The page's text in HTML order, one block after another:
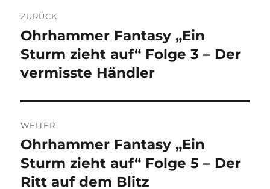
ZURÜCK
Vorheriger
Beitrag:
Ohrhammer Fantasy „Ein
Sturm zieht auf“ Folge 3 – Der
vermisste Händler
WEITER
Nächster
Beitrag:
Ohrhammer Fantasy „Ein
Sturm zieht auf“ Folge 5 – Der
Ritt auf dem Blitz